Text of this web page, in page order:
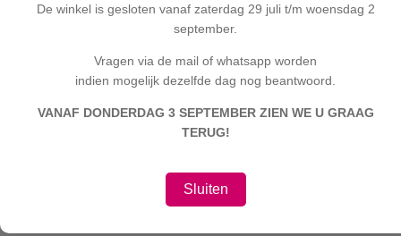
De tekst is:
Ik huil niet, ik
bestellen.
De winkel is gesloten vanaf zaterdag 29 juli t/m woensdag 2
september.
Vragen via de mail of whatsapp worden
indien mogelijk dezelfde dag nog beantwoord.
VANAF DONDERDAG 3 SEPTEMBER ZIEN WE U GRAAG
TERUG!
Sluiten